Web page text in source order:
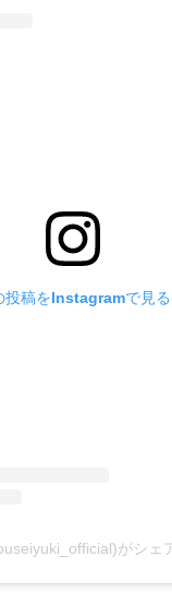
投稿をInstagramで見る
がシェ